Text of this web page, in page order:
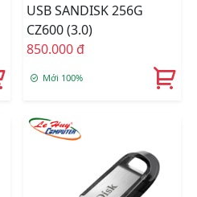
USB SANDISK 256G
CZ600 (3.0)
850.000 đ
Mới 100%